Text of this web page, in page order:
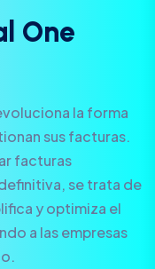
One
la forma
sus facturas.
facturas
se trata de
y optimiza el
a las empresas